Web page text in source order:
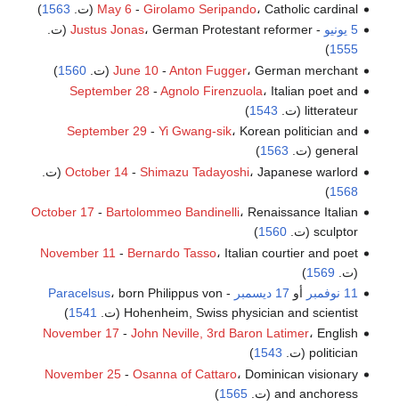
May 6 - Girolamo Seripando، Catholic cardinal (ت. 1563
)
5 يونيو
-
Justus Jonas، German Protestant reformer (ت.
1555
)
June 10- Anton Fugger، German merchant (ت. 1560
)
September 28 - Agnolo Firenzuola، Italian poet and
litterateur (ت.
1543
)
September 29 - Yi Gwang-sik، Korean politician and
general (ت.
1563
)
October 14- Shimazu Tadayoshi، Japanese warlord (ت.
1568
)
October 17 - Bartolommeo Bandinelli، Renaissance Italian
sculptor (ت.
1560
)
November 11 - Bernardo Tasso، Italian courtier and poet
(ت. 1569
)
11 نوفمبر
أو 17 ديسمبر -
Paracelsus، born Philippus von
Hohenheim, Swiss physician and scientist (ت.
1541
)
November 17 - John Neville, 3rd Baron Latimer، English
politician (ت.
1543
)
November 25- Osanna of Cattaro، Dominican visionary
and anchoress (ت.
1565
)